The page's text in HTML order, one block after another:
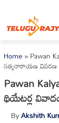
Home»Pawan
సత్యనారాయణ వివరణ
Pawan
థియేటర్ల
ByAkshith